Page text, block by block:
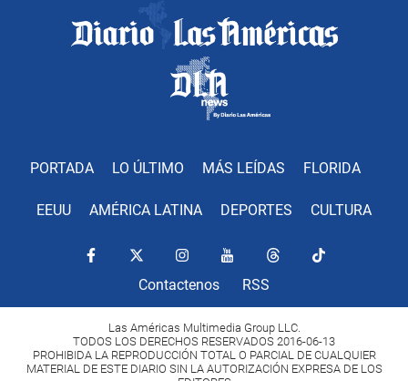
PORTADA LO ÚLTIMO MÁS LEÍDAS FLORIDA
EEUU AMÉRICA LATINA DEPORTES CULTURA
Contactenos RSS
Las Américas Multimedia Group LLC.
TODOS LOS DERECHOS RESERVADOS 2016-06-13
PROHIBIDA LA REPRODUCCIÓN TOTAL O PARCIAL DE CUALQUIER
MATERIAL DE ESTE DIARIO SIN LA AUTORIZACIÓN EXPRESA DE LOS